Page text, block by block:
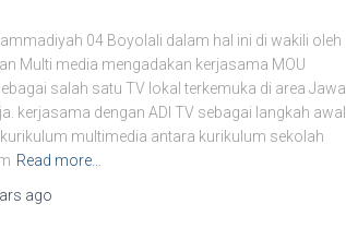
04 Boyolali dalam hal ini di wakili oleh
Multi media mengadakan kerjasama MOU
salah satu TV lokal terkemuka di area Jawa
kerjasama dengan ADI TV sebagai langkah awal
multimedia antara kurikulum sekolah
Read more…
ago